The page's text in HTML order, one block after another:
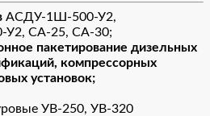
АСДУ-1Ш-500-У2,
СА-25, СА-30;
пакетирование дизельных
компрессорных
установок;
УВ-250, УВ-320